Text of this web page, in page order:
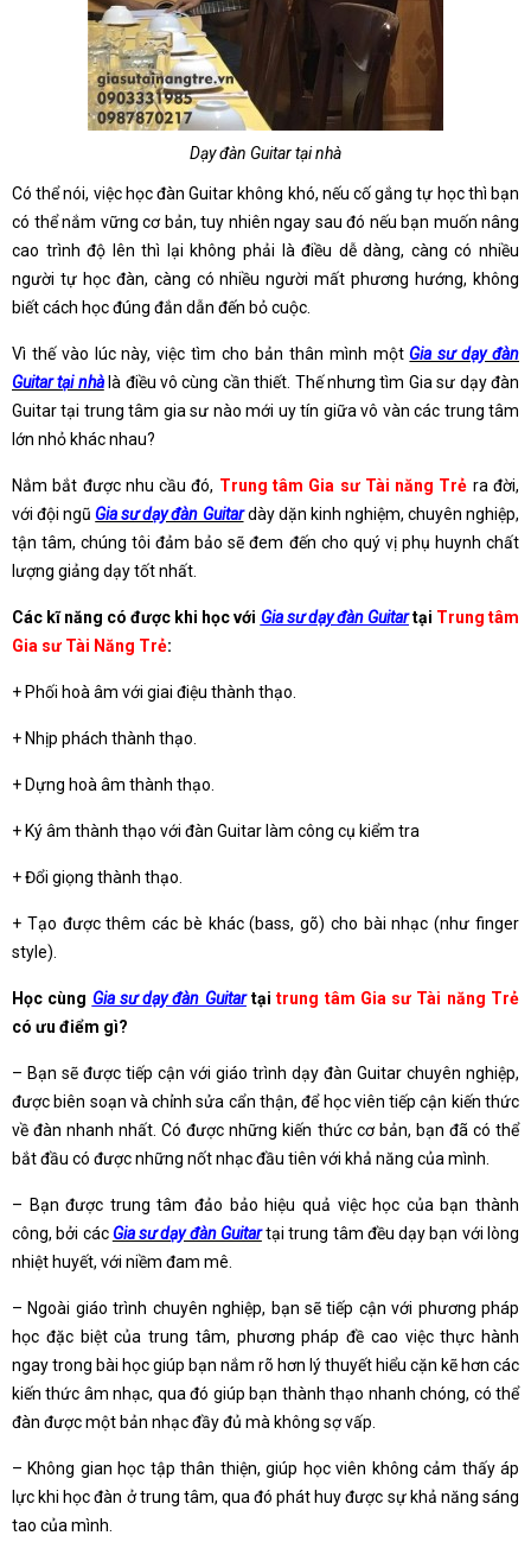
Dạy đàn Guitar tại nhà
Có thể nói, việc học đàn Guitar không khó, nếu cố gắng tự học thì bạn
có thể nắm vững cơ bản, tuy nhiên ngay sau đó nếu bạn muốn nâng
cao trình độ lên thì lại không phải là điều dễ dàng, càng có nhiều
người tự học đàn, càng có nhiều người mất phương hướng, không
biết cách học đúng đắn dẫn đến bỏ cuộc.
Vì thế vào lúc này, việc tìm cho bản thân mình một Gia sư dạy đàn
Guitar tại nhàlà điều vô cùng cần thiết. Thế nhưng tìm Gia sư dạy đàn
Guitar tại trung tâm gia sư nào mới uy tín giữa vô vàn các trung tâm
lớn nhỏ khác nhau?
Nắm bắt được nhu cầu đó, Trung tâm Gia sư Tài năng Trẻ ra đời,
với đội ngũ Gia sư dạy đàn Guitardày dặn kinh nghiệm, chuyên nghiệp,
tận tâm, chúng tôi đảm bảo sẽ đem đến cho quý vị phụ huynh chất
lượng giảng dạy tốt nhất.
Các kĩ năng có được khi học với Gia sư dạy đàn Guitartại Trung tâm
Gia sư Tài Năng Trẻ:
+ Phối hoà âm với giai điệu thành thạo.
+ Nhịp phách thành thạo.
+ Dựng hoà âm thành thạo.
+ Ký âm thành thạo với đàn Guitar làm công cụ kiểm tra
+ Đổi giọng thành thạo.
+ Tạo được thêm các bè khác (bass, gõ) cho bài nhạc (như finger
style).
Học cùng Gia sư dạy đàn Guitartạitrung tâm Gia sư Tài năng Trẻ
có ưu điểm gì?
– Bạn sẽ được tiếp cận với giáo trình dạy đàn Guitar chuyên nghiệp,
được biên soạn và chỉnh sửa cẩn thận, để học viên tiếp cận kiến thức
về đàn nhanh nhất. Có được những kiến thức cơ bản, bạn đã có thể
bắt đầu có được những nốt nhạc đầu tiên với khả năng của mình.
– Bạn được trung tâm đảo bảo hiệu quả việc học của bạn thành
công, bởi các Gia sư dạy đàn Guitartại trung tâm đều dạy bạn với lòng
nhiệt huyết, với niềm đam mê.
– Ngoài giáo trình chuyên nghiệp, bạn sẽ tiếp cận với phương pháp
học đặc biệt của trung tâm, phương pháp đề cao việc thực hành
ngay trong bài học giúp bạn nắm rõ hơn lý thuyết hiểu cặn kẽ hơn các
kiến thức âm nhạc, qua đó giúp bạn thành thạo nhanh chóng, có thể
đàn được một bản nhạc đầy đủ mà không sợ vấp.
– Không gian học tập thân thiện, giúp học viên không cảm thấy áp
lực khi học đàn ở trung tâm, qua đó phát huy được sự khả năng sáng
tao của mình.